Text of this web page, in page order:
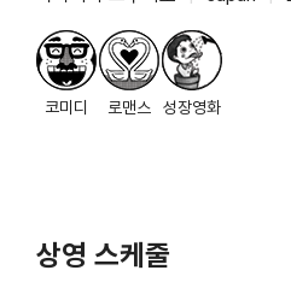
코미디 로맨스 성장영화
상영 스케줄